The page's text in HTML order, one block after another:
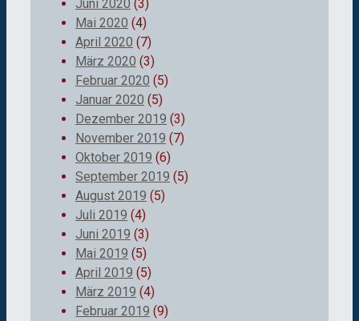
Juni 2020 (3)
Mai 2020 (4)
April 2020 (7)
März 2020 (3)
Februar 2020 (5)
Januar 2020 (5)
Dezember 2019 (3)
November 2019 (7)
Oktober 2019 (6)
September 2019 (5)
August 2019 (5)
Juli 2019 (4)
Juni 2019 (3)
Mai 2019 (5)
April 2019 (5)
März 2019 (4)
Februar 2019 (9)